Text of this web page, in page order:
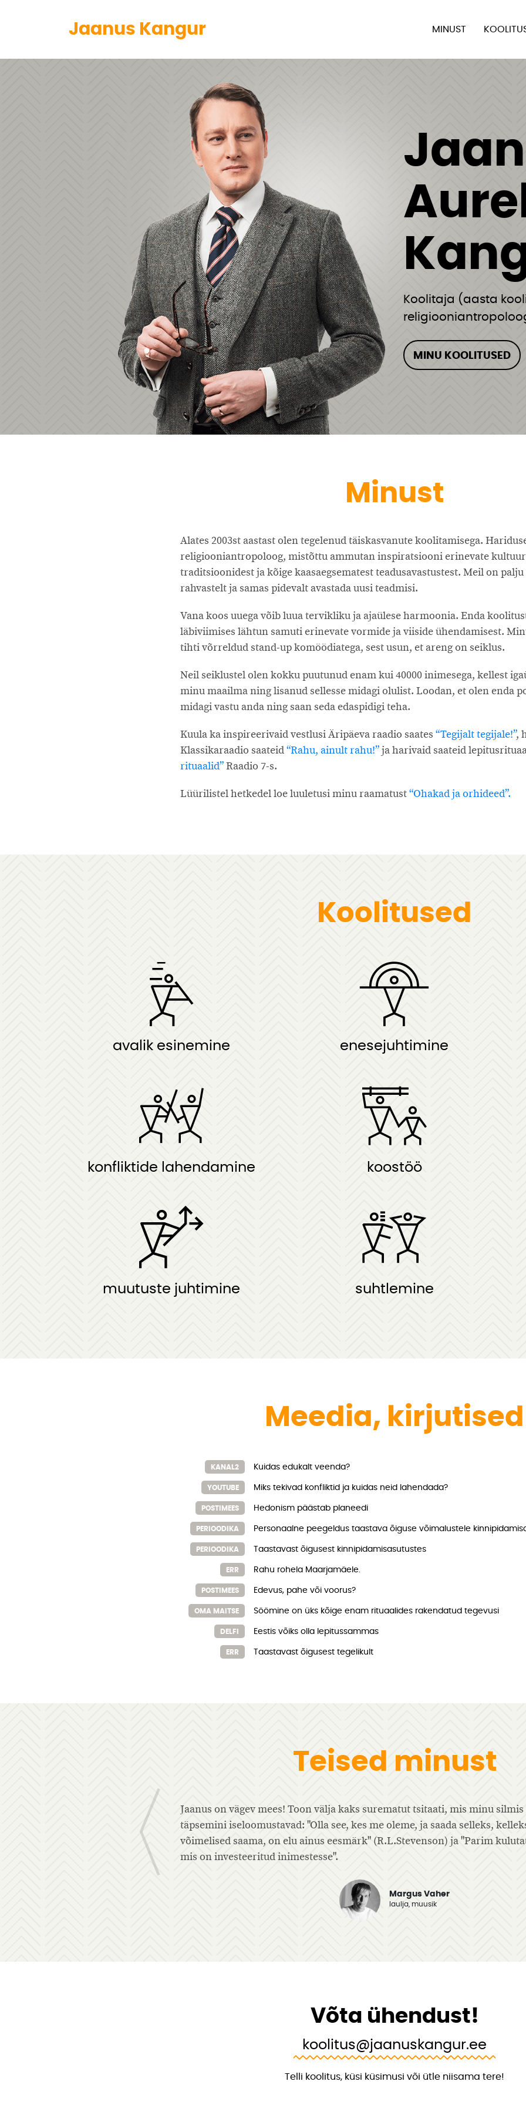
Jaanus Kangur MINUST
Koolitaja (aasta
MINU KOOLITUSED
Minust
Alates 2003st aastast olen tegelenud täiskasvanute koolitamisega.
religiooniantropoloog, mistõttu ammutan inspiratsiooni erinevate
traditsioonidest ja kõige kaasaegsematest teadusavastustest. Meil on
rahvastelt ja samas pidevalt avastada uusi teadmisi.
Vana koos uuega võib luua tervikliku ja ajaülese harmoonia. Enda
läbiviimises lähtun samuti erinevate vormide ja viiside ühendamisest.
tihti võrreldud stand-up komöödiatega, sest usun, et areng on seiklus.
Neil seiklustel olen kokku puutunud enam kui 40000 inimesega, kellest
minu maailma ning lisanud sellesse midagi olulist. Loodan, et olen enda
midagi vastu anda ning saan seda edaspidigi teha.
Kuula ka inspireerivaid vestlusi Äripäeva raadio saates “Tegijalt tegijale!”,
Klassikaraadio saateid“Rahu, ainult rahu!”ja harivaid saateid
rituaalid”Raadio 7-s.
Lüürilistel hetkedel loe luuletusi minu raamatust“Ohakad ja orhideed”.
Koolitused
avalik esinemine enesejuhtimine
konfliktide lahendamine koostöö
muutuste juhtimine suhtlemine
Meedia, kirjutised
KANAL2 Kuidas edukalt veenda?
YOUTUBE Miks tekivad konfliktid ja kuidas neid lahendada?
POSTIMEES Hedonism päästab planeedi
PERIOODIKA Personaalne peegeldus taastava õiguse võimalustele
PERIOODIKA Taastavast õigusest kinnipidamisasutustes
ERR Rahu rohela Maarjamäele.
POSTIMEES Edevus, pahe või voorus?
OMA MAITSE Söömine on üks kõige enam rituaalides rakendatud tegevusi
DELFI Eestis võiks olla lepitussammas
ERR Taastavast õigusest tegelikult
Teised minust
Jaanus on vägev mees! Toon välja kaks surematut tsitaati, mis minu silmis teda kõige
täpsemini iseloomustavad: "Olla see, kes me oleme, ja saada selleks, kelleks oleme
võimelised saama, on elu ainus eesmärk" (R.L.Stevenson) ja "Parim kulutatud minut on see,
mis on investeeritud inimestesse".
Margus Vaher
laulja, muusik
Võta ühendust!
koolitus@jaanuskangur.ee
Telli koolitus, küsi küsimusi või ütle niisama tere!